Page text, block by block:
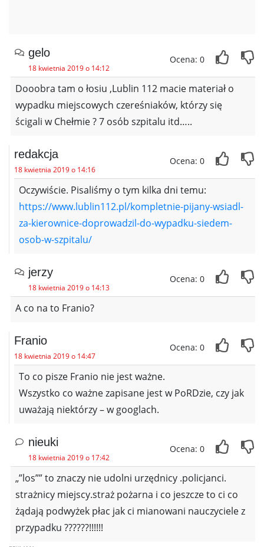
gelo
18 kwietnia 2019 o 14:12
Ocena: 0
Dooobra tam o łosiu ,Lublin 112 macie materiał o
wypadku miejscowych czereśniaków, którzy się
ścigali w Chełmie ? 7 osób szpitalu itd…..
redakcja
18 kwietnia 2019 o 14:16
Ocena: 0
Oczywiście. Pisaliśmy o tym kilka dni temu:
https://www.lublin112.pl/kompletnie-pijany-wsiadl-
za-kierownice-doprowadzil-do-wypadku-siedem-
osob-w-szpitalu/
jerzy
18 kwietnia 2019 o 14:13
Ocena: 0
A co na to Franio?
Franio
18 kwietnia 2019 o 14:47
Ocena: 0
To co pisze Franio nie jest ważne.
Wszystko co ważne zapisane jest w PoRDzie, czy jak
uważają niektórzy – w googlach.
nieuki
18 kwietnia 2019 o 17:42
Ocena: 0
„”los”” to znaczy nie udolni urzędnicy .policjanci.
strażnicy miejscy.straż pożarna i co jeszcze to ci co
żądają podwyżek płac jak ci mianowani nauczyciele z
przypadku ??????!!!!!!